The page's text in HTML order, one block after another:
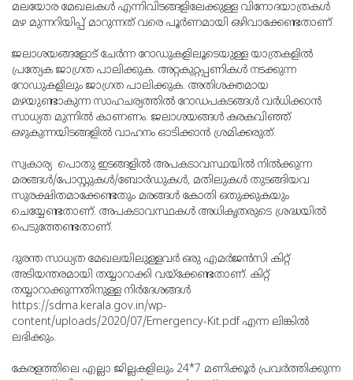
മലയോര മേഖലകള്‍ എന്നിവിടങ്ങളിലേക്കുള്ള വിനോദയാത്രകള്‍
മഴ മുന്നറിയിപ്പ് മാറുന്നത് വരെ പൂര്‍ണമായി ഒഴിവാക്കേണ്ടതാണ്.
ജലാശയങ്ങളോട് ചേര്‍ന്ന റോഡുകളിലൂടെയുള്ള യാത്രകളില്‍
പ്രത്യേക ജാഗ്രത പാലിക്കുക. അറ്റകുറ്റപ്പണികള്‍ നടക്കുന്ന
റോഡുകളിലും ജാഗ്രത പാലിക്കുക. അതിശക്തമായ
മഴയുണ്ടാകുന്ന സാഹചര്യത്തില്‍ റോഡപകടങ്ങള്‍ വര്‍ധിക്കാന്‍
സാധ്യത മുന്നില്‍ കാണണം. ജലാശയങ്ങള്‍ കരകവിഞ്ഞ്
ഒഴുകുന്നയിടങ്ങളില്‍ വാഹനം ഓടിക്കാന്‍ ശ്രമിക്കരുത്.
സ്വകാര്യ പൊതു ഇടങ്ങളില്‍ അപകടാവസ്ഥയില്‍ നില്‍ക്കുന്ന
മരങ്ങള്‍/പോസ്റ്റുകള്‍/ബോര്‍ഡുകള്‍, മതിലുകള്‍ തുടങ്ങിയവ
സുരക്ഷിതമാക്കേണ്ടതും മരങ്ങള്‍ കോതി ഒതുക്കുകയും
ചെയ്യേണ്ടതാണ്. അപകടാവസ്ഥകള്‍ അധികൃതരുടെ ശ്രദ്ധയില്‍
പെടുത്തേണ്ടതാണ്.
ദുരന്ത സാധ്യത മേഖലയിലുള്ളവര്‍ ഒരു എമര്‍ജന്‍സി കിറ്റ്
അടിയന്തരമായി തയ്യാറാക്കി വയ്‌ക്കേണ്ടതാണ്. കിറ്റ്
തയ്യാറാക്കുന്നതിനുള്ള നിര്‍ദേശങ്ങള്‍
https://sdma.kerala.gov.in/wp-
content/uploads/2020/07/Emergency-Kit.pdf എന്ന ലിങ്കില്‍
ലഭിക്കും.
കേരളത്തിലെ എല്ലാ ജില്ലകളിലും 24*7 മണിക്കൂര്‍ പ്രവര്‍ത്തിക്കുന്ന